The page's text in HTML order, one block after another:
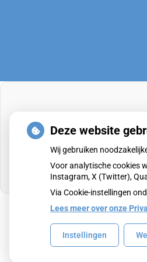
Uw Zorg
Deze website
Wij gebruiken
Voor analytische cookies
Instagram, X (Twitter),
Via Cookie-instellingen
Lees meer over onze
Instellingen